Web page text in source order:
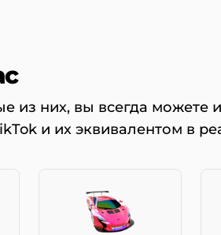
из них, вы всегда можете
и их эквивалентом в